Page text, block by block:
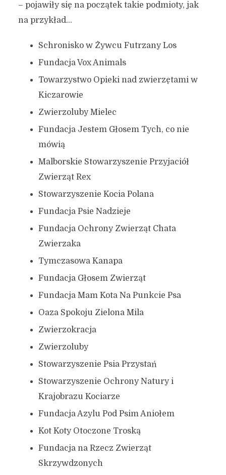
– pojawiły się na początek takie podmioty, jak
na przykład…
Schronisko w Żywcu Futrzany Los
Fundacja Vox Animals
Towarzystwo Opieki nad zwierzętami w
Kiczarowie
Zwierzoluby Mielec
Fundacja Jestem Głosem Tych, co nie
mówią
Malborskie Stowarzyszenie Przyjaciół
Zwierząt Rex
Stowarzyszenie Kocia Polana
Fundacja Psie Nadzieje
Fundacja Ochrony Zwierząt Chata
Zwierzaka
Tymczasowa Kanapa
Fundacja Głosem Zwierząt
Fundacja Mam Kota Na Punkcie Psa
Oaza Spokoju Zielona Mila
Zwierzokracja
Zwierzoluby
Stowarzyszenie Psia Przystań
Stowarzyszenie Ochrony Natury i
Krajobrazu Kociarze
Fundacja Azylu Pod Psim Aniołem
Kot Koty Otoczone Troską
Fundacja na Rzecz Zwierząt
Skrzywdzonych